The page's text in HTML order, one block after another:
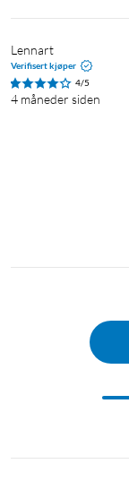
Lennart
Verifisert kjøper
4/5
4 måneder siden